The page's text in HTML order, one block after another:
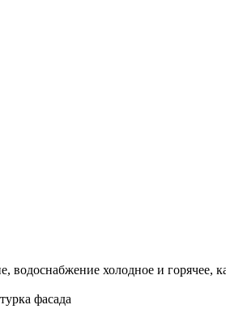
водоснабжение холодное и горячее,
фасада